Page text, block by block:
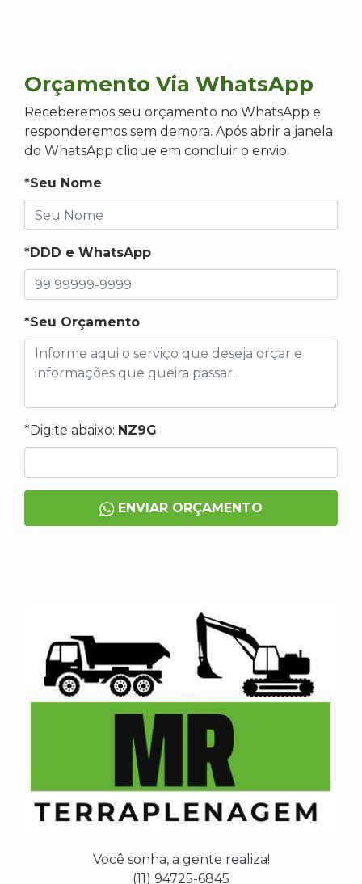
Orçamento Via WhatsApp
Receberemos seu orçamento no WhatsApp e
responderemos sem demora. Após abrir a janela
do WhatsApp clique em concluir o envio.
*Seu Nome
*DDD e WhatsApp
*Seu Orçamento
*Digite abaixo: NZ9G
ENVIAR ORÇAMENTO
Você sonha, a gente realiza!
(11) 94725-6845